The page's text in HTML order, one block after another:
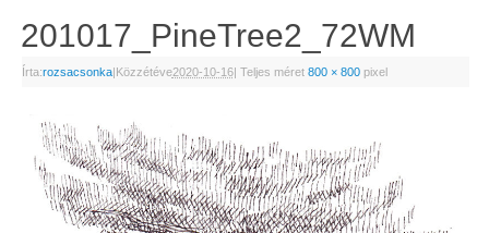
201017_PineTree2_72WM
Írta:rozsacsonka|Közzétéve2020-10-16| Teljes méret 800 × 800pixel